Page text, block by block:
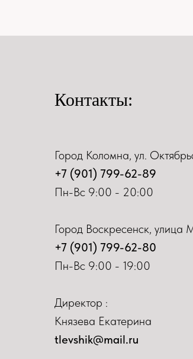
Контакты:
Город Коломна, ул.
+7 (901) 799-62-89
Пн-Вс 9:00 - 20:00
Город Воскресенск, улица
+7 (901) 799-62-80
Пн-Вс 9:00 - 19:00
Директор :
Князева Екатерина
tlevshik@mail.ru